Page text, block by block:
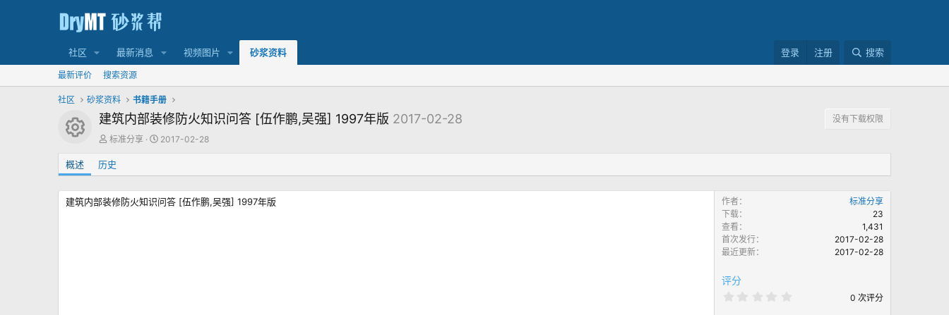
社区 最新消息 视频图片 砂浆资料 登录 注册 搜索
最新评价 搜索资源
社区 砂浆资料 书籍手册
资源图标
建筑内部装修防火知识问答 [伍作鹏,吴强] 1997年版 2017-02-28
没有下载权限
作
标准分享
创
期
2017-02-28
概述 历史
建筑内部装修防火知识问答 [伍作鹏,吴强] 1997年版 作者
标准分享
下载
23
查看
1,431
首次发行
2017-02-28
最近更新
2017-02-28
评分
0 次评分